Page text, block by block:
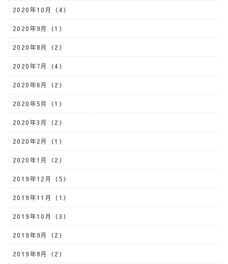
2020年10月（4）
2020年9月（1）
2020年8月（2）
2020年7月（4）
2020年6月（2）
2020年5月（1）
2020年3月（2）
2020年2月（1）
2020年1月（2）
2019年12月（5）
2019年11月（1）
2019年10月（3）
2019年9月（2）
2019年8月（2）